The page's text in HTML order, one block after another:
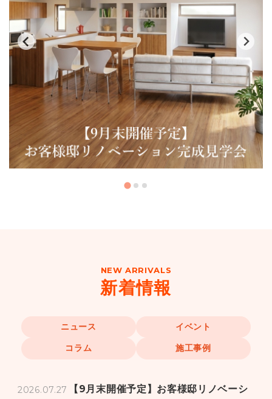
NEW ARRIVALS
新着情報
ニュース
イベント
コラム
施工事例
2026.07.27
【9月末開催予定】お客様邸リノベーシ